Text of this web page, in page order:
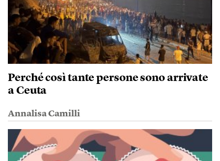
Perché così tante persone sono arrivate
a Ceuta
Annalisa Camilli